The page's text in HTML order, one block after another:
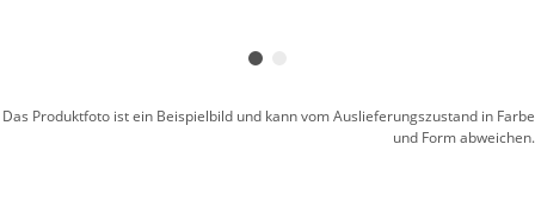
Das Produktfoto ist ein Beispielbild und kann vom Auslieferungszustand in Farbe
und Form abweichen.